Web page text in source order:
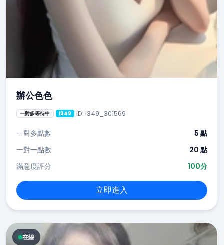
辦公色色
一對多等待中 i349 ID: i349_301569
一對多點數
5 點
一對一點數
20 點
滿意度評分
100分
立即進入
在線